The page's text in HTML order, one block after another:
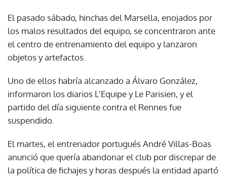
El pasado sábado, hinchas del Marsella, enojados por
los malos resultados del equipo, se concentraron ante
el centro de entrenamiento del equipo y lanzaron
objetos y artefactos.
Uno de ellos habría alcanzado a Álvaro González,
informaron los diarios L'Equipe y Le Parisien, y el
partido del día siguiente contra el Rennes fue
suspendido.
El martes, el entrenador portugués André Villas-Boas
anunció que quería abandonar el club por discrepar de
la política de fichajes y horas después la entidad apartó